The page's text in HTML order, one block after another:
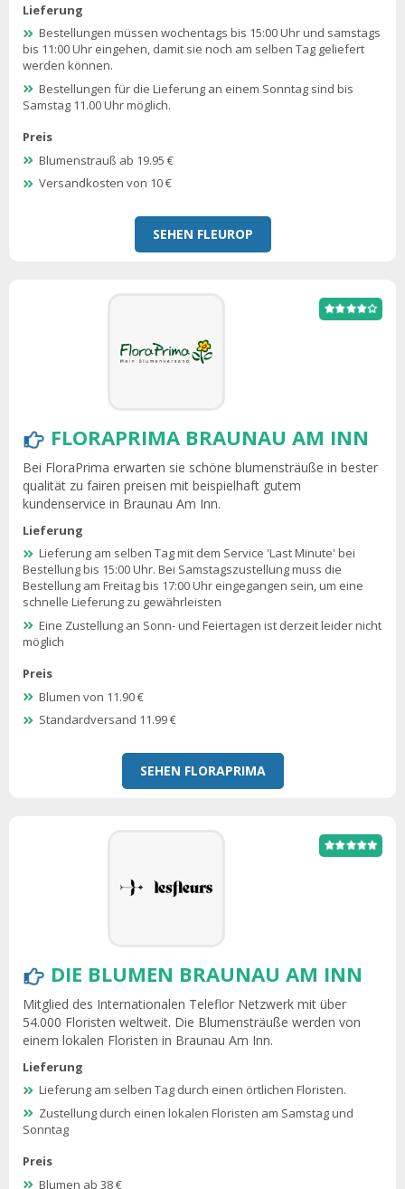
Lieferung
Bestellungen müssen wochentags bis 15:00 Uhr und samstags
bis 11:00 Uhr eingehen, damit sie noch am selben Tag geliefert
werden können.
Bestellungen für die Lieferung an einem Sonntag sind bis
Samstag 11.00 Uhr möglich.
Preis
Blumenstrauß ab 19.95 €
Versandkosten von 10 €
SEHEN FLEUROP
FLORAPRIMA BRAUNAU AM INN
Bei FloraPrima erwarten sie schöne blumensträuße in bester
qualität zu fairen preisen mit beispielhaft gutem
kundenservice in Braunau Am Inn.
Lieferung
Lieferung am selben Tag mit dem Service 'Last Minute' bei
Bestellung bis 15:00 Uhr. Bei Samstagszustellung muss die
Bestellung am Freitag bis 17:00 Uhr eingegangen sein, um eine
schnelle Lieferung zu gewährleisten
Eine Zustellung an Sonn- und Feiertagen ist derzeit leider nicht
möglich
Preis
Blumen von 11.90 €
Standardversand 11.99 €
SEHEN FLORAPRIMA
DIE BLUMEN BRAUNAU AM INN
Mitglied des Internationalen Teleflor Netzwerk mit über
54.000 Floristen weltweit. Die Blumensträuße werden von
einem lokalen Floristen in Braunau Am Inn.
Lieferung
Lieferung am selben Tag durch einen örtlichen Floristen.
Zustellung durch einen lokalen Floristen am Samstag und
Sonntag
Preis
Blumen ab 38 €